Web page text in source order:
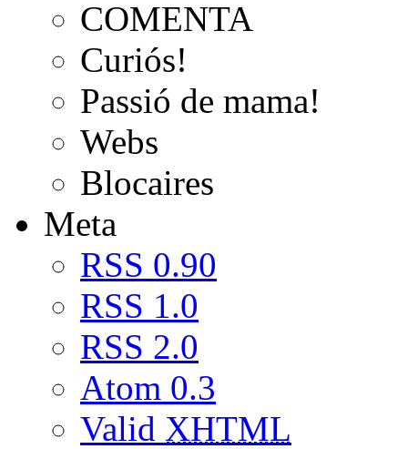
COMENTA
Curiós!
Passió de mama!
Webs
Blocaires
Meta
RSS 0.90
RSS 1.0
RSS 2.0
Atom 0.3
Valid XHTML